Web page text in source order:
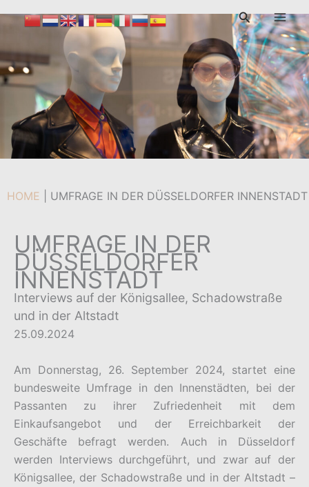
Inhalt
Suchen
admin 25. September 2024
HOME UMFRAGE IN DER DÜSSELDORFER INNENSTADT
UMFRAGE IN DER
DÜSSELDORFER
INNENSTADT
Interviews auf der Königsallee, Schadowstraße
und in der Altstadt
25.09.2024
Am Donnerstag, 26. September 2024, startet eine
bundesweite Umfrage in den Innenstädten, bei der
Passanten zu ihrer Zufriedenheit mit dem
Einkaufsangebot und der Erreichbarkeit der
Geschäfte befragt werden. Auch in Düsseldorf
werden Interviews durchgeführt, und zwar auf der
Königsallee, der Schadowstraße und in der Altstadt –